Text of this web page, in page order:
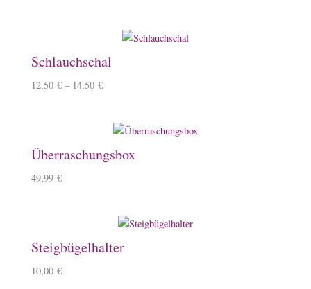
Schlauchschal
12,50 € – 14,50 €
Überraschungsbox
49,99 €
Steigbügelhalter
10,00 €